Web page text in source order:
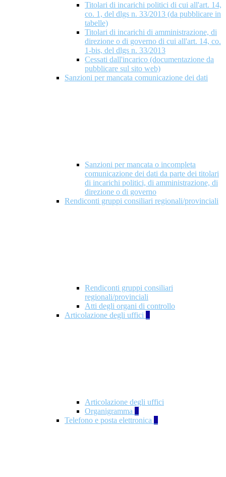
Titolari di incarichi politici di cui all'art. 14,
co. 1, del dlgs n. 33/2013 (da pubblicare in
tabelle)
Titolari di incarichi di amministrazione, di
direzione o di governo di cui all'art. 14, co.
1-bis, del dlgs n. 33/2013
Cessati dall'incarico (documentazione da
pubblicare sul sito web)
Sanzioni per mancata comunicazione dei dati
Sanzioni per mancata o incompleta
comunicazione dei dati da parte dei titolari
di incarichi politici, di amministrazione, di
direzione o di governo
Rendiconti gruppi consiliari regionali/provinciali
Rendiconti gruppi consiliari
regionali/provinciali
Atti degli organi di controllo
Articolazione degli uffici 9
Articolazione degli uffici
Organigramma 1
Telefono e posta elettronica 1